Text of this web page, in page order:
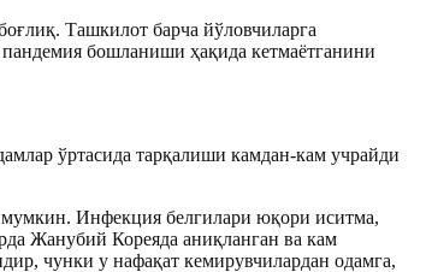
Ташкилот барча йўловчиларга
бошланиши ҳақида кетмаётганини
ўртасида тарқалиши камдан-кам учрайди
Инфекция белгилари юқори иситма,
Жанубий Кореяда аниқланган ва кам
чунки у нафақат кемирувчилардан одамга,